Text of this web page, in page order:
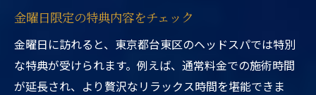
金曜日限定の特典内容をチェック
金曜日に訪れると、東京都台東区のヘッドスパでは特別
な特典が受けられます。例えば、通常料金での施術時間
が延長され、より贅沢なリラックス時間を堪能できま